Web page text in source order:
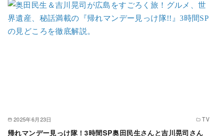
2025年6月23日 TV
帰れマンデー見っけ隊！3時間SP奥田民生さんと吉川晃司さん